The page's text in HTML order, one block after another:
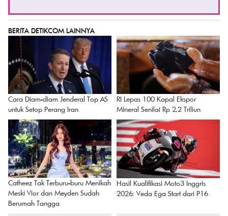
BERITA DETIKCOM LAINNYA
Cara Diam-diam Jenderal Top AS
untuk Setop Perang Iran
RI Lepas 100 Kapal Ekspor
Mineral Senilai Rp 2,2 Triliun
Catheez Tak Terburu-buru Menikah
Meski Vior dan Meyden Sudah
Berumah Tangga
Hasil Kualifikasi Moto3 Inggris
2026: Veda Ega Start dari P16